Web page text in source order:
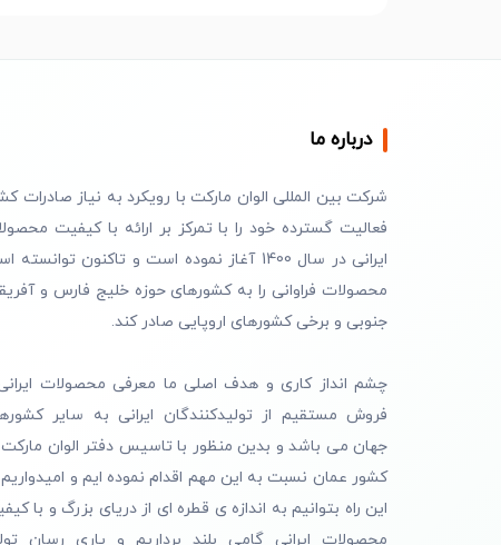
درباره ما
شرکت بین المللی الوان مارکت با رویکرد به نیاز صادرات
فعالیت گسترده خود را با تمرکز بر ارائه با کیفیت
ایرانی در سال 1400 آغاز نموده است و تاکنون
محصولات فراوانی را به کشورهای حوزه خلیج فارس و
جنوبی و برخی کشورهای اروپایی صادر کند.
چشم انداز کاری و هدف اصلی ما معرفی محصولات
فروش مستقیم از تولیدکنندگان ایرانی به سایر
جهان می باشد و بدین منظور با تاسیس دفتر الوان مارکت
کشور عمان نسبت به این مهم اقدام نموده ایم و امیدواریم
این راه بتوانیم به اندازه ی قطره ای از دریای بزرگ و با
محصولات ایرانی گامی بلند برداریم و یاری رسان